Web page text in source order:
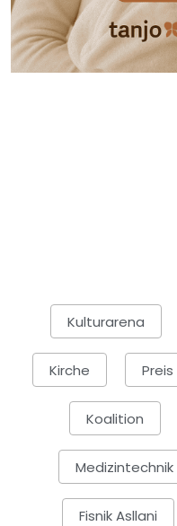
Kulturarena
Kirche Preis
Koalition
Medizintechnik
Fisnik Asllani